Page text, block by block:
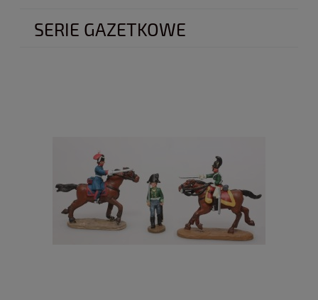
SERIE GAZETKOWE